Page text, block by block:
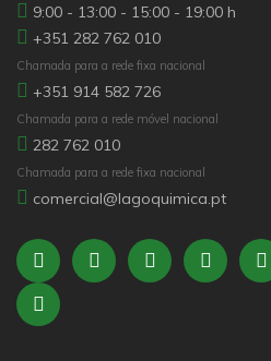
9:00 - 13:00 - 15:00 - 19:00 h
+351 282 762 010
Chamada para a rede fixa nacional
+351 914 582 726
Chamada para a rede móvel nacional
282 762 010
Chamada para a rede fixa nacional
comercial@lagoquimica.pt